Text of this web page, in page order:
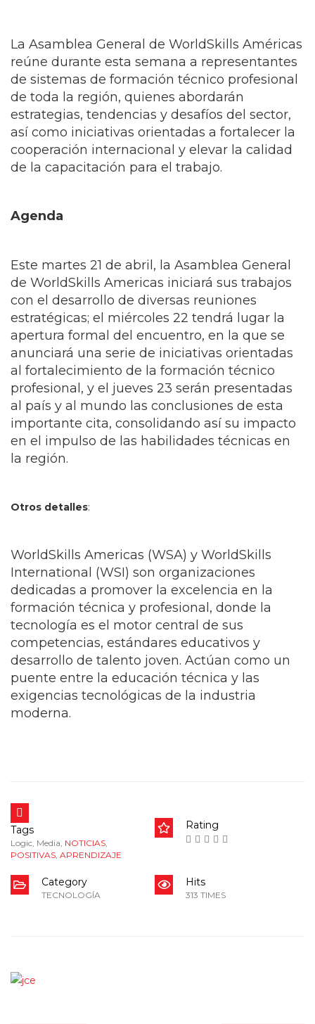
La Asamblea General de WorldSkills Américas
reúne durante esta semana a representantes
de sistemas de formación técnico profesional
de toda la región, quienes abordarán
estrategias, tendencias y desafíos del sector,
así como iniciativas orientadas a fortalecer la
cooperación internacional y elevar la calidad
de la capacitación para el trabajo.
Agenda
Este martes 21 de abril, la Asamblea General
de WorldSkills Americas iniciará sus trabajos
con el desarrollo de diversas reuniones
estratégicas; el miércoles 22 tendrá lugar la
apertura formal del encuentro, en la que se
anunciará una serie de iniciativas orientadas
al fortalecimiento de la formación técnico
profesional, y el jueves 23 serán presentadas
al país y al mundo las conclusiones de esta
importante cita, consolidando así su impacto
en el impulso de las habilidades técnicas en
la región.
Otros detalles:
WorldSkills Americas (WSA) y WorldSkills
International (WSI) son organizaciones
dedicadas a promover la excelencia en la
formación técnica y profesional, donde la
tecnología es el motor central de sus
competencias, estándares educativos y
desarrollo de talento joven. Actúan como un
puente entre la educación técnica y las
exigencias tecnológicas de la industria
moderna.
Tags
Logic Media NOTICIAS
POSITIVAS APRENDIZAJE
Rating
Category
TECNOLOGÍA
Hits
313 TIMES